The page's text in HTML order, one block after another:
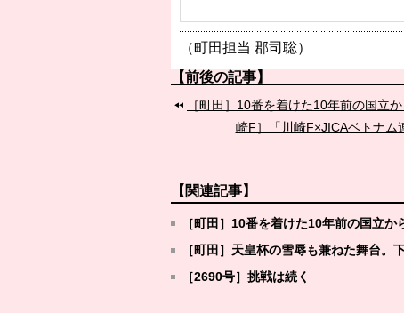
（町田担当 郡司聡）
【前後の記事】
［町田］10番を着けた10年前の国立
崎F］「川崎F×JICAベトナム
【関連記事】
［町田］10番を着けた10年前の国立
［町田］天皇杯の雪辱も兼ねた舞台。
［2690号］挑戦は続く